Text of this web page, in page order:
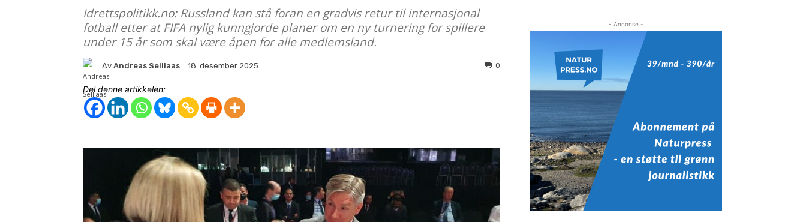
Idrettspolitikk.no: Russland kan stå foran en gradvis retur til internasjonal
fotball etter at FIFA nylig kunngjorde planer om en ny turnering for spillere
under 15 år som skal være åpen for alle medlemsland.
Av Andreas Selliaas 18. desember 2025 0
Del denne artikkelen:
- Annonse -